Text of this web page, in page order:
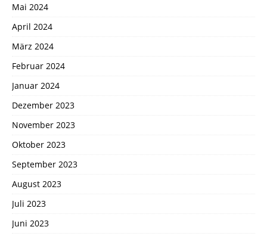
Mai 2024
April 2024
März 2024
Februar 2024
Januar 2024
Dezember 2023
November 2023
Oktober 2023
September 2023
August 2023
Juli 2023
Juni 2023